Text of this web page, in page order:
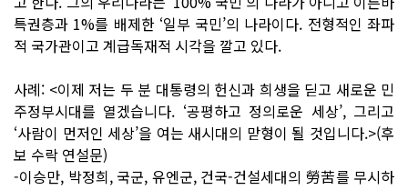
특권층과 1%를 배제한 ‘일부 국민’의 나라이다. 전형적인 좌파
적 국가관이고 계급독재적 시각을 깔고 있다.
사례: <이제 저는 두 분 대통령의 헌신과 희생을 딛고 새로운 민
주정부시대를 열겠습니다. ‘공평하고 정의로운 세상’, 그리고
‘사람이 먼저인 세상’을 여는 새시대의 맏형이 될 것입니다.>(후
보 수락 연설문)
-이승만, 박정희, 국군, 유엔군, 건국-건설세대의 勞苦를 무시하